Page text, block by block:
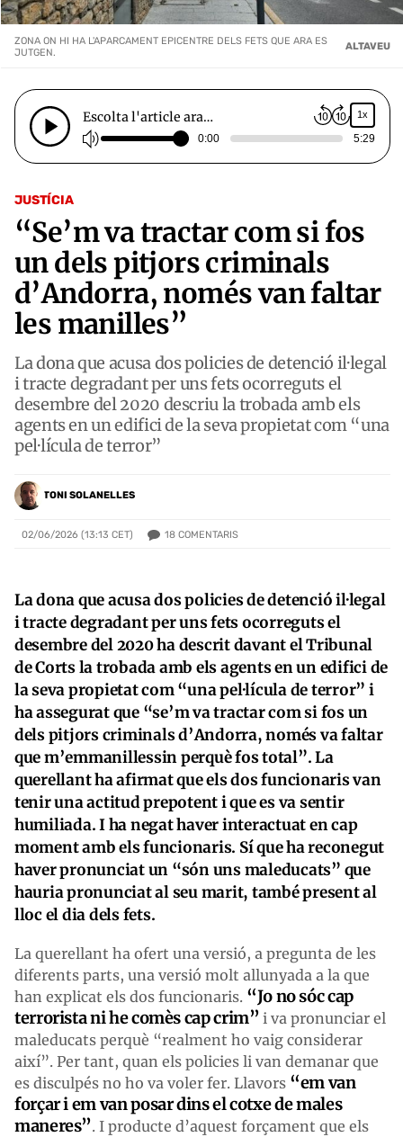
JUSTÍCIA
“Se’m va tractar com si fos
un dels pitjors criminals
d’Andorra, només van faltar
les manilles”
La dona que acusa dos policies de detenció il·legal
i tracte degradant per uns fets ocorreguts el
desembre del 2020 descriu la trobada amb els
agents en un edifici de la seva propietat com “una
pel·lícula de terror”
TONI SOLANELLES
02/06/2026 (13:13 CET) 18 COMENTARIS
ZONA ON HI HA L'APARCAMENT EPICENTRE DELS FETS QUE ARA ES
JUTGEN.
ALTAVEU
Escolta l'article ara… 1x
0:00 5:29
La dona que acusa dos policies de detenció il·legal
i tracte degradant per uns fets ocorreguts el
desembre del 2020 ha descrit davant el Tribunal
de Corts la trobada amb els agents en un edifici de
la seva propietat com “una pel·lícula de terror” i
ha assegurat que “se’m va tractar com si fos un
dels pitjors criminals d’Andorra, només va faltar
que m’emmanillessin perquè fos total”. La
querellant ha afirmat que els dos funcionaris van
tenir una actitud prepotent i que es va sentir
humiliada. I ha negat haver interactuat en cap
moment amb els funcionaris. Sí que ha reconegut
haver pronunciat un “són uns maleducats” que
hauria pronunciat al seu marit, també present al
lloc el dia dels fets.
La querellant ha ofert una versió, a pregunta de les
diferents parts, una versió molt allunyada a la que
han explicat els dos funcionaris. “Jo no sóc cap
terrorista ni he comès cap crim” i va pronunciar el
maleducats perquè “realment ho vaig considerar
així”. Per tant, quan els policies li van demanar que
es disculpés no ho va voler fer. Llavors “em van
forçar i em van posar dins el cotxe de males
maneres”. I producte d’aquest forçament que els